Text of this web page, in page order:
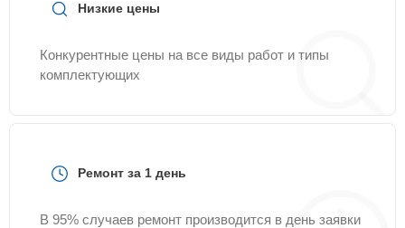
Низкие цены
Конкурентные цены на все виды работ и типы
комплектующих
Ремонт за 1 день
В 95% случаев ремонт производится в день заявки